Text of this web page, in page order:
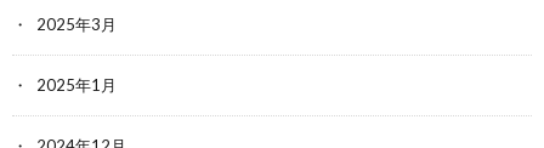
2025年3月
2025年1月